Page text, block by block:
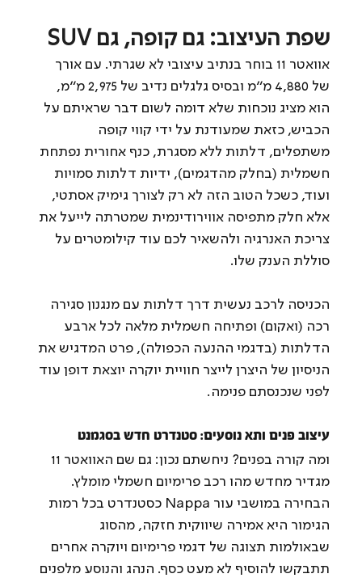
שפת העיצוב: גם קופה, גם SUV
אוואטר 11 בוחר בנתיב עיצובי לא שגרתי. עם אורך
של 4,880 מ"מ ובסיס גלגלים נדיב של 2,975 מ"מ,
הוא מציג נוכחות שלא דומה לשום דבר שראיתם על
הכביש, כזאת שמעודנת על ידי קווי קופה
משתפלים, דלתות ללא מסגרת, כנף אחורית נפתחת
חשמלית (בחלק מהדגמים), ידיות דלתות סמויות
ועוד, כשכל הטוב הזה לא רק לצורך גימיק אסתטי,
אלא חלק מתפיסה אווירודינמית שמטרתה לייעל את
צריכת האנרגיה ולהשאיר לכם עוד קילומטרים על
סוללת הענק שלו.
הכניסה לרכב נעשית דרך דלתות עם מנגנון סגירה
רכה (ואקום) ופתיחה חשמלית מלאה לכל ארבע
הדלתות (בדגמי ההנעה הכפולה), פרט המדגיש את
הניסיון של היצרן לייצר חוויית יוקרה יוצאת דופן עוד
לפני שנכנסתם פנימה.
עיצוב פנים ותא נוסעים: סטנדרט חדש בסגמנט
מגדיר מחדש מהו רכב פרימיום חשמלי מומלץ.
הבחירה במושבי עור Nappa כסטנדרט בכל רמות
הגימור היא אמירה שיווקית חזקה, מהסוג
שבאולמות תצוגה של דגמי פרימיום ויוקרה אחרים
תתבקשו להוסיף לא מעט כסף. הנהג והנוסע מלפנים